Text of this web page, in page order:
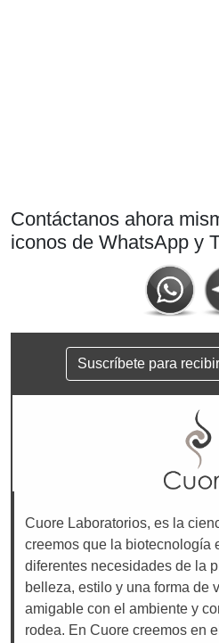
Contáctanos ahora
iconos de WhatsApp y
Suscríbete para
Cuore Laboratorios, es la
creemos que la biotecnología
diferentes necesidades de la
belleza, estilo y una forma de
amigable con el ambiente y
rodea. En Cuore creemos en